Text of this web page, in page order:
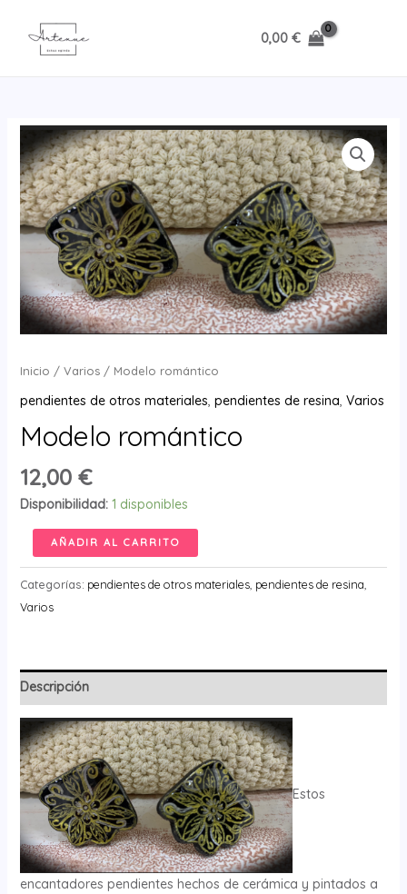
contenido
0,00 €
Inicio / Varios/ Modelo romántico
pendientes de otros materiales, pendientes de resina, Varios
Modelo romántico
12,00 €
Disponibilidad: 1 disponibles
Modelo
romántico
cantidad
AÑADIR AL CARRITO
Categorías: pendientes de otros materiales, pendientes de resina,
Varios
Descripción
Estos
encantadores pendientes hechos de cerámica y pintados a